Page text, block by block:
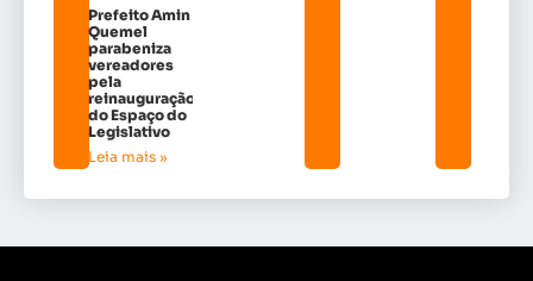
Prefeito Amin
Quemel
parabeniza
vereadores
pela
reinauguração
do Espaço do
Legislativo
Leia mais »